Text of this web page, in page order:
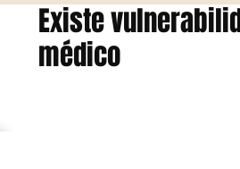
Existe
médico